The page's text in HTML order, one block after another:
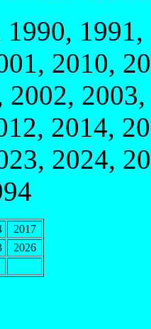
1990,
2010,
2002,
2014,
2024,
2017
2026